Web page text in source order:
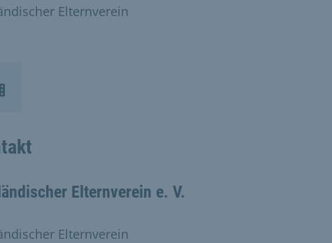
Elternverein
Elternverein e. V.
Elternverein